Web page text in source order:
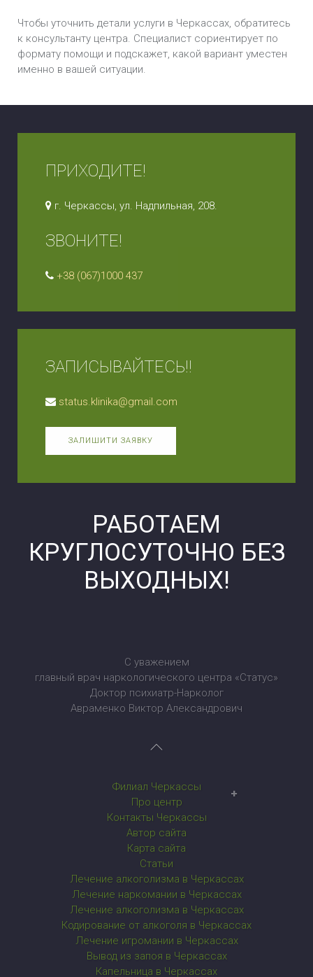
Чтобы уточнить детали услуги в Черкассах, обратитесь
к консультанту центра. Специалист сориентирует по
формату помощи и подскажет, какой вариант уместен
именно в вашей ситуации.
ПРИХОДИТЕ!
г. Черкассы, ул. Надпильная, 208.
ЗВОНИТЕ!
+38 (067)1000 437
ЗАПИСЫВАЙТЕСЬ!!
status.klinika@gmail.com
ЗАЛИШИТИ ЗАЯВКУ
РАБОТАЕМ
КРУГЛОСУТОЧНО БЕЗ
ВЫХОДНЫХ!
С уважением
главный врач наркологического центра «Статус»
Доктор психиатр-Нарколог
Авраменко Виктор Александрович
Филиал Черкассы
Наркологический центр в Черкассах
Про центр
Контакты Черкассы
Автор сайта
Карта сайта
Статьи
Лечение алкоголизма в Черкассах
Лечение наркомании в Черкассах
Лечение алкоголизма в Черкассах
Кодирование от алкоголя в Черкассах
Лечение игромании в Черкассах
Вывод из запоя в Черкассах
Капельница в Черкассах